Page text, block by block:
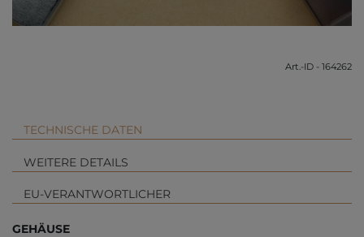
Art.-ID - 164262
TECHNISCHE DATEN
WEITERE DETAILS
EU-VERANTWORTLICHER
GEHÄUSE